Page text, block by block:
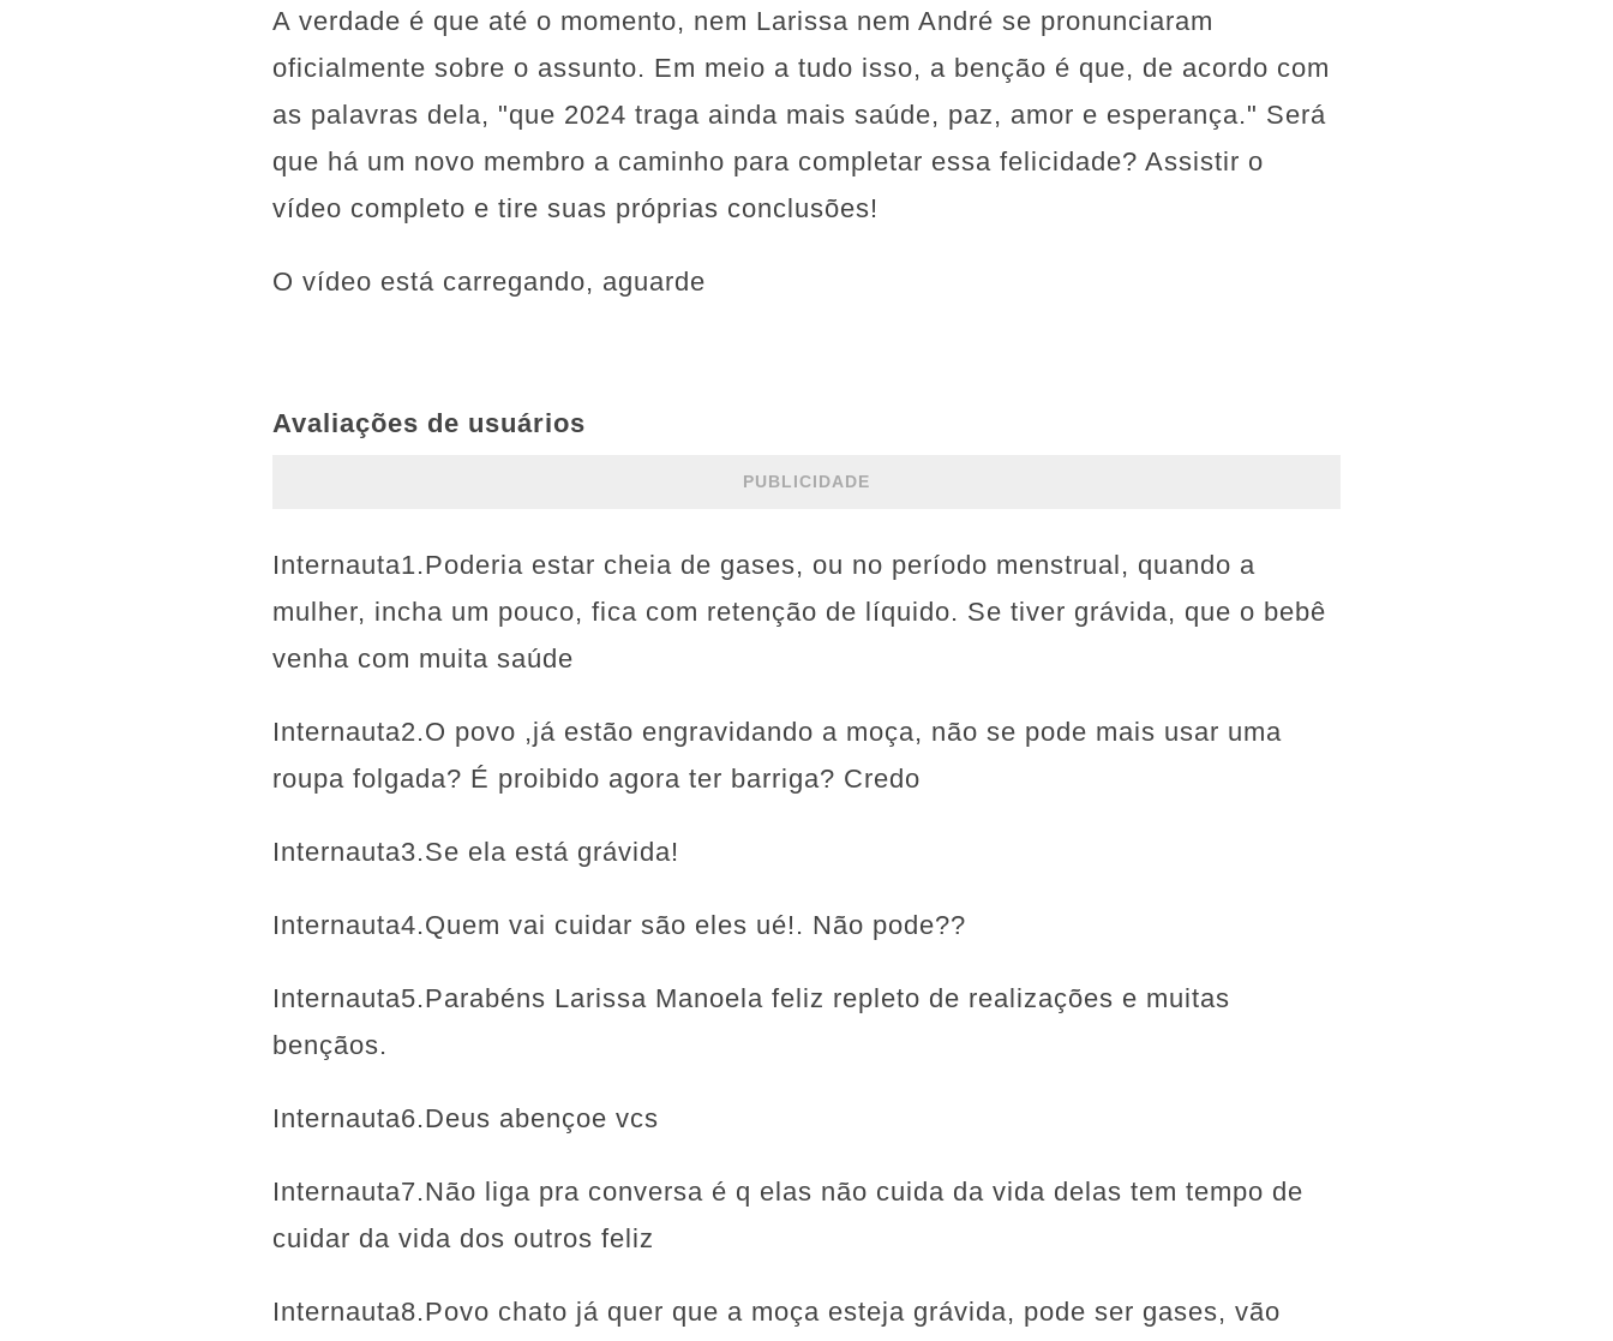
A verdade é que até o momento, nem Larissa nem André se pronunciaram
oficialmente sobre o assunto. Em meio a tudo isso, a benção é que, de acordo com
as palavras dela, "que 2024 traga ainda mais saúde, paz, amor e esperança." Será
que há um novo membro a caminho para completar essa felicidade? Assistir o
vídeo completo e tire suas próprias conclusões!
O vídeo está carregando, aguarde
Avaliações de usuários
PUBLICIDADE
Internauta1.Poderia estar cheia de gases, ou no período menstrual, quando a
mulher, incha um pouco, fica com retenção de líquido. Se tiver grávida, que o bebê
venha com muita saúde
Internauta2.O povo ,já estão engravidando a moça, não se pode mais usar uma
roupa folgada? É proibido agora ter barriga? Credo
Internauta3.Se ela está grávida!
Internauta4.Quem vai cuidar são eles ué!. Não pode??
Internauta5.Parabéns Larissa Manoela feliz repleto de realizações e muitas
bençãos.
Internauta6.Deus abençoe vcs
Internauta7.Não liga pra conversa é q elas não cuida da vida delas tem tempo de
cuidar da vida dos outros feliz
Internauta8.Povo chato já quer que a moça esteja grávida, pode ser gases, vão